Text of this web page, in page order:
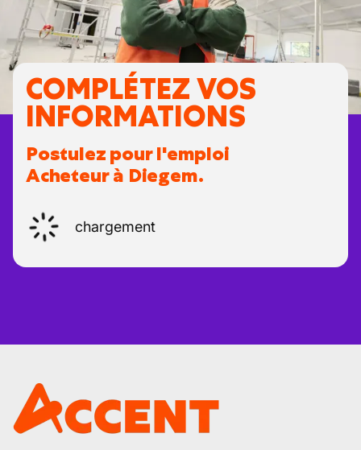
COMPLÉTEZ VOS
INFORMATIONS
Postulez pour l'emploi
Acheteur à Diegem.
chargement